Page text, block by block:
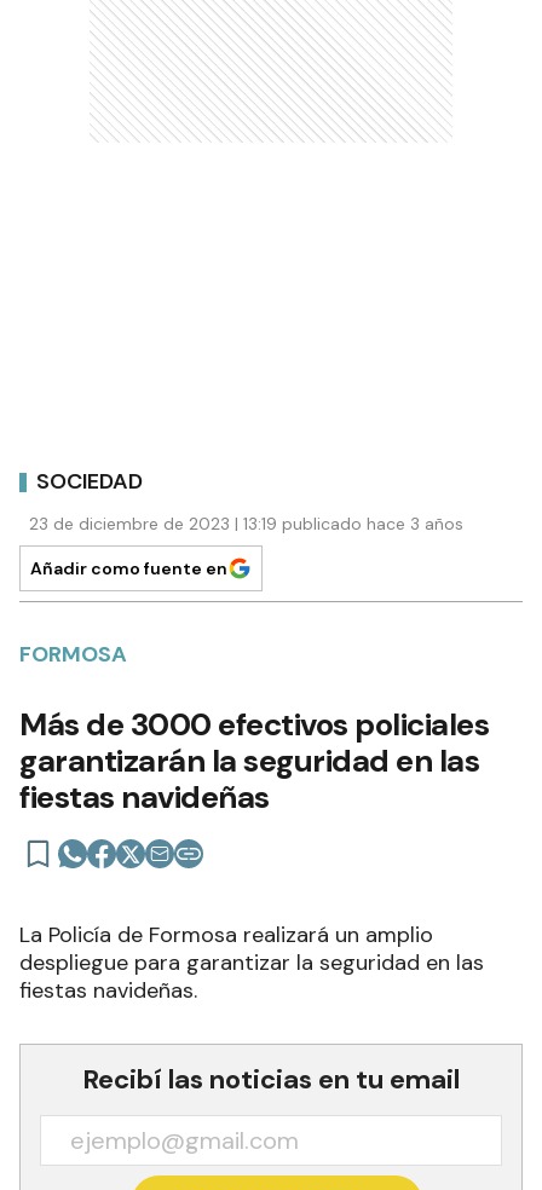
SOCIEDAD
23 de diciembre de 2023 | 13:19 publicado hace 3 años
Añadir como fuente en
FORMOSA
Más de 3000 efectivos policiales
garantizarán la seguridad en las
fiestas navideñas
La Policía de Formosa realizará un amplio
despliegue para garantizar la seguridad en las
fiestas navideñas.
Recibí las noticias en tu email